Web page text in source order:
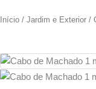
Início / Jardim e Exterior /